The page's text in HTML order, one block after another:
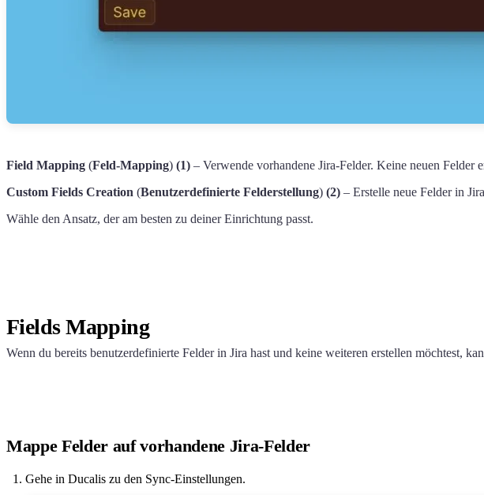
Field Mapping (Feld-Mapping) (1) – Verwende vorhandene Jira-Felder. Keine neuen Felder
Custom Fields Creation (Benutzerdefinierte Felderstellung) (2) – Erstelle neue Felder in
Wähle den Ansatz, der am besten zu deiner Einrichtung passt.
Fields Mapping
Wenn du bereits benutzerdefinierte Felder in Jira hast und keine weiteren erstellen möchtest,
Mappe Felder auf vorhandene Jira-Felder
Gehe in Ducalis zu den Sync-Einstellungen.